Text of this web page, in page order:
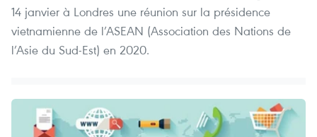
14 janvier à Londres une réunion sur la présidence
vietnamienne de l’ASEAN (Association des Nations de
l’Asie du Sud-Est) en 2020.